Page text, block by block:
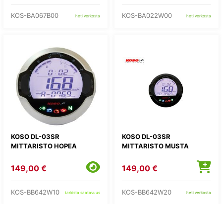
KOS-BA067B00 heti verkosta KOS-BA022W00 heti verkosta
KOSO DL-03SR
MITTARISTO HOPEA
149,00 €
KOS-BB642W10 tarkista saatavuus
KOSO DL-03SR
MITTARISTO MUSTA
149,00 €
KOS-BB642W20 heti verkosta